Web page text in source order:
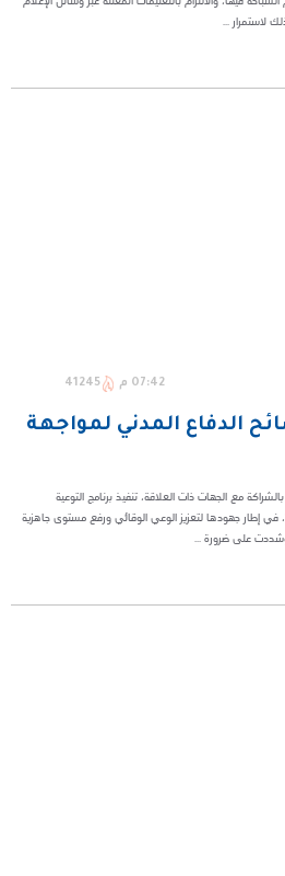
لاستمرار ...
07:42 م 41245
الدفاع المدني لمواجهة
مع الجهات ذات العلاقة، تنفيذ برنامج التوعية
في إطار جهودها لتعزيز الوعي الوقائي ورفع مستوى جاهزية
على ضرورة ...